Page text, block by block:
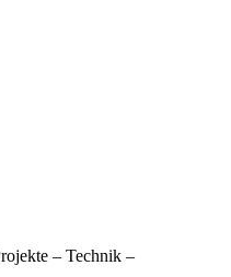
– Technik –